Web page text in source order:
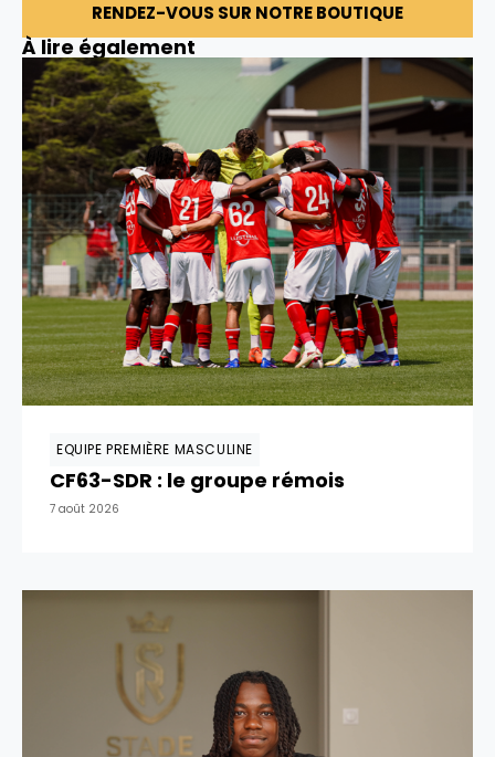
RENDEZ-VOUS SUR NOTRE BOUTIQUE
À lire également
EQUIPE PREMIÈRE MASCULINE
CF63-SDR : le groupe rémois
7 août 2026